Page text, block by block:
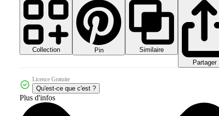
Collection Pin
Similaire
Partager
Licence Gratuite
Qu'est-ce que c'est ?
Plus d'infos